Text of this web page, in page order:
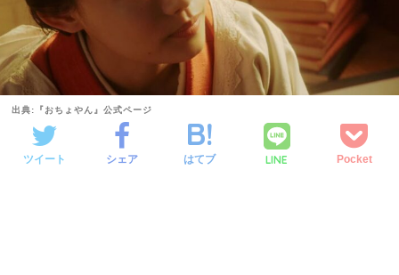
出典:『おちょやん』公式ページ
ツイート シェア はてブ LINE Pocket